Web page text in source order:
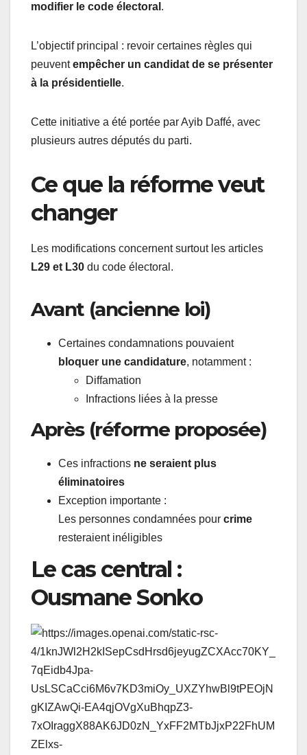
modifier le code électoral .
L’objectif principal : revoir certaines règles qui
peuventempêcher un candidat de se présenter
à la présidentielle.
Cette initiative a été portée par Ayib Daffé, avec
plusieurs autres députés du parti.
Ce que la réforme veut
changer
Les modifications concernent surtout les articles
L29 et L30 du code électoral.
Avant (ancienne loi)
Certaines condamnations pouvaient
bloquer une candidature, notamment :
Diffamation
Infractions liées à la presse
Après (réforme proposée)
Ces infractions ne seraient plus
éliminatoires
Exception importante :
Les personnes condamnées pour crime
resteraient inéligibles
Le cas central :
Ousmane Sonko